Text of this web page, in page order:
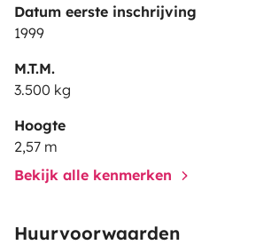
Datum eerste inschrijving
1999
M.T.M.
3.500 kg
Hoogte
2,57 m
Bekijk alle kenmerken
Huurvoorwaarden